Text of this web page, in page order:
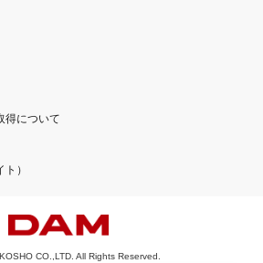
得について
）
CO.,LTD. All Rights Reserved.